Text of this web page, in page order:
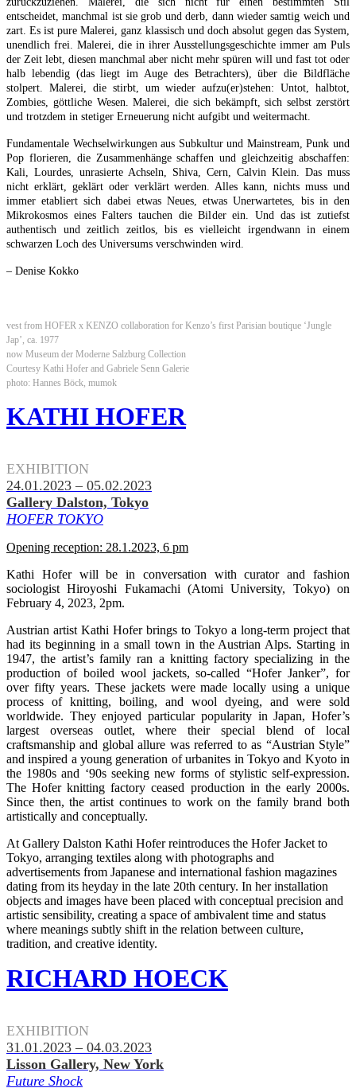
entscheidet, manchmal ist sie grob und derb, dann wieder samtig weich und
zart. Es ist pure Malerei, ganz klassisch und doch absolut gegen das System,
unendlich frei. Malerei, die in ihrer Ausstellungsgeschichte immer am Puls
der Zeit lebt, diesen manchmal aber nicht mehr spüren will und fast tot oder
halb lebendig (das liegt im Auge des Betrachters), über die Bildfläche
stolpert. Malerei, die stirbt, um wieder aufzu(er)stehen: Untot, halbtot,
Zombies, göttliche Wesen. Malerei, die sich bekämpft, sich selbst zerstört
und trotzdem in stetiger Erneuerung nicht aufgibt und weitermacht.
Fundamentale Wechselwirkungen aus Subkultur und Mainstream, Punk und
Pop florieren, die Zusammenhänge schaffen und gleichzeitig abschaffen:
Kali, Lourdes, unrasierte Achseln, Shiva, Cern, Calvin Klein. Das muss
nicht erklärt, geklärt oder verklärt werden. Alles kann, nichts muss und
immer etabliert sich dabei etwas Neues, etwas Unerwartetes, bis in den
Mikrokosmos eines Falters tauchen die Bilder ein. Und das ist zutiefst
authentisch und zeitlich zeitlos, bis es vielleicht irgendwann in einem
schwarzen Loch des Universums verschwinden wird.
– Denise Kokko
vest from HOFER x KENZO collaboration for Kenzo’s first Parisian boutique ‘Jungle
Jap’, ca. 1977
now Museum der Moderne Salzburg Collection
Courtesy Kathi Hofer and Gabriele Senn Galerie
photo: Hannes Böck, mumok
KATHI HOFER
EXHIBITION
24.01.2023 – 05.02.2023
Gallery Dalston, Tokyo
HOFER TOKYO
Opening reception: 28.1.2023, 6 pm
Kathi Hofer will be in conversation with curator and fashion
sociologist Hiroyoshi Fukamachi (Atomi University, Tokyo) on
February 4, 2023, 2pm.
Austrian artist Kathi Hofer brings to Tokyo a long-term project that
had its beginning in a small town in the Austrian Alps. Starting in
1947, the artist’s family ran a knitting factory specializing in the
production of boiled wool jackets, so-called “Hofer Janker”, for
over fifty years. These jackets were made locally using a unique
process of knitting, boiling, and wool dyeing, and were sold
worldwide. They enjoyed particular popularity in Japan, Hofer’s
largest overseas outlet, where their special blend of local
craftsmanship and global allure was referred to as “Austrian Style”
and inspired a young generation of urbanites in Tokyo and Kyoto in
the 1980s and ‘90s seeking new forms of stylistic self-expression.
The Hofer knitting factory ceased production in the early 2000s.
Since then, the artist continues to work on the family brand both
artistically and conceptually.
At Gallery Dalston Kathi Hofer reintroduces the Hofer Jacket to
Tokyo, arranging textiles along with photographs and
advertisements from Japanese and international fashion magazines
dating from its heyday in the late 20th century. In her installation
objects and images have been placed with conceptual precision and
artistic sensibility, creating a space of ambivalent time and status
where meanings subtly shift in the relation between culture,
tradition, and creative identity.
RICHARD HOECK
EXHIBITION
31.01.2023 – 04.03.2023
Lisson Gallery, New York
Future Shock